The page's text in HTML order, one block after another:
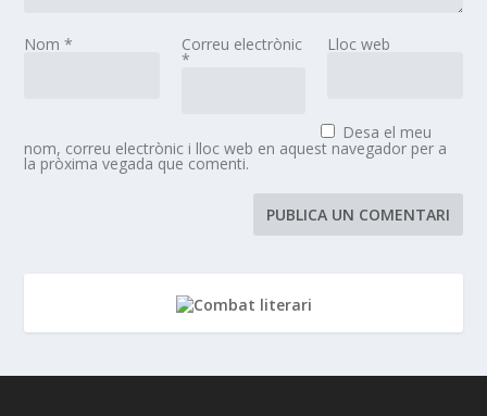
Nom* Correu electrònic
*
Lloc web
Desa el meu
nom, correu electrònic i lloc web en aquest navegador per a
la pròxima vegada que comenti.